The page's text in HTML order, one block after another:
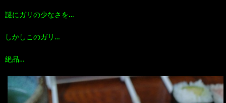
謎にガリの少なさを…
しかしこのガリ…
絶品…